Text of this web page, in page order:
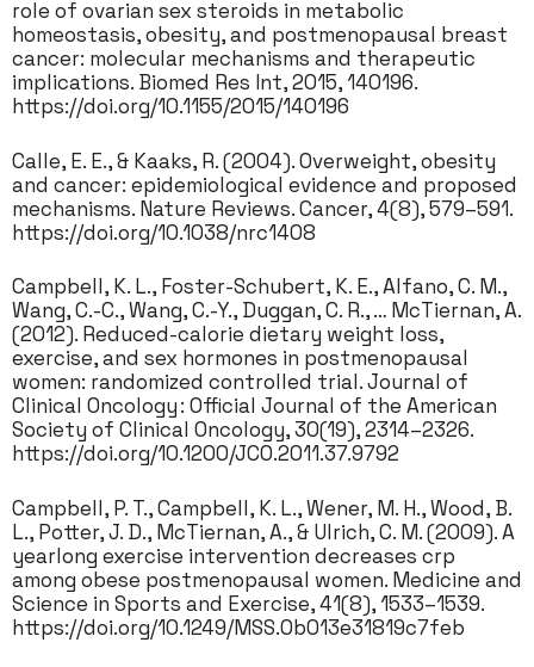
role of ovarian sex steroids in metabolic
homeostasis, obesity, and postmenopausal breast
cancer: molecular mechanisms and therapeutic
implications. Biomed Res Int, 2015, 140196.
https://doi.org/10.1155/2015/140196
Calle, E. E., & Kaaks, R. (2004). Overweight, obesity
and cancer: epidemiological evidence and proposed
mechanisms. Nature Reviews. Cancer, 4(8), 579–591.
https://doi.org/10.1038/nrc1408
Campbell, K. L., Foster-Schubert, K. E., Alfano, C. M.,
Wang, C.-C., Wang, C.-Y., Duggan, C. R., … McTiernan, A.
(2012). Reduced-calorie dietary weight loss,
exercise, and sex hormones in postmenopausal
women: randomized controlled trial. Journal of
Clinical Oncology : Official Journal of the American
Society of Clinical Oncology, 30(19), 2314–2326.
https://doi.org/10.1200/JCO.2011.37.9792
Campbell, P. T., Campbell, K. L., Wener, M. H., Wood, B.
L., Potter, J. D., McTiernan, A., & Ulrich, C. M. (2009). A
yearlong exercise intervention decreases crp
among obese postmenopausal women. Medicine and
Science in Sports and Exercise, 41(8), 1533–1539.
https://doi.org/10.1249/MSS.0b013e31819c7feb